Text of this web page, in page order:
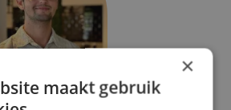
×
maakt gebruik